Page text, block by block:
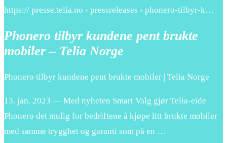
https:// presse.telia.no › pressreleases › phonero-tilbyr-k…
Phonero tilbyr kundene pent brukte
mobiler – Telia Norge
Phonero tilbyr kundene pent brukte mobiler | Telia Norge
13. jan. 2023 — Med nyheten Smart Valg gjør Telia-eide
Phonero det mulig for bedriftene å kjøpe litt brukte mobiler
med samme trygghet og garanti som på en …